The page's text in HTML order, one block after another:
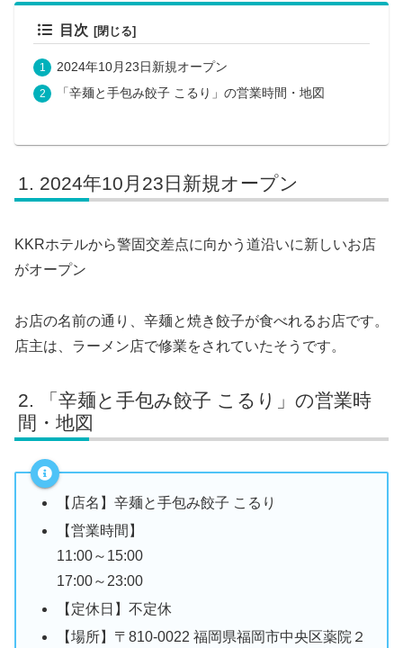
目次
2024年10月23日新規オープン
「辛麺と手包み餃子 こるり」の営業時間・地図
2024年10月23日新規オープン
KKRホテルから警固交差点に向かう道沿いに新しいお店
がオープン
お店の名前の通り、辛麺と焼き餃子が食べれるお店です。
店主は、ラーメン店で修業をされていたそうです。
「辛麺と手包み餃子 こるり」の営業時
間・地図
【店名】辛麺と手包み餃子 こるり
【営業時間】
11:00～15:00
17:00～23:00
【定休日】不定休
【場所】〒810-0022 福岡県福岡市中央区薬院２